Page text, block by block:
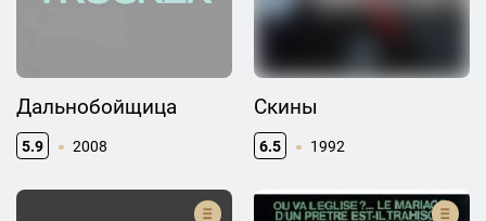
Дальнобойщица
5.9 2008
Скины
6.5 1992